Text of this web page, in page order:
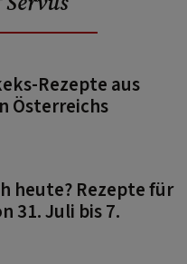
Rezepte aus
Österreichs
heute? Rezepte für
31. Juli bis 7.